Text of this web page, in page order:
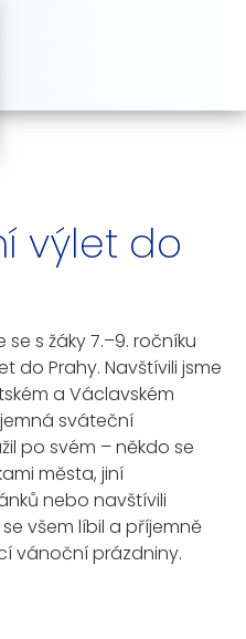
výlet do
se s žáky 7.–9. ročníku
do Prahy. Navštívili jsme
a Václavském
sváteční
po svém – někdo se
města, jiní
nebo navštívili
všem líbil a příjemně
vánoční prázdniny.